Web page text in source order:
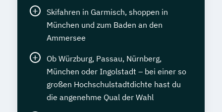
Skifahren in Garmisch, shoppen in
München und zum Baden an den
Ammersee
Ob Würzburg, Passau, Nürnberg,
München oder Ingolstadt – bei einer so
großen Hochschulstadtdichte hast du
die angenehme Qual der Wahl